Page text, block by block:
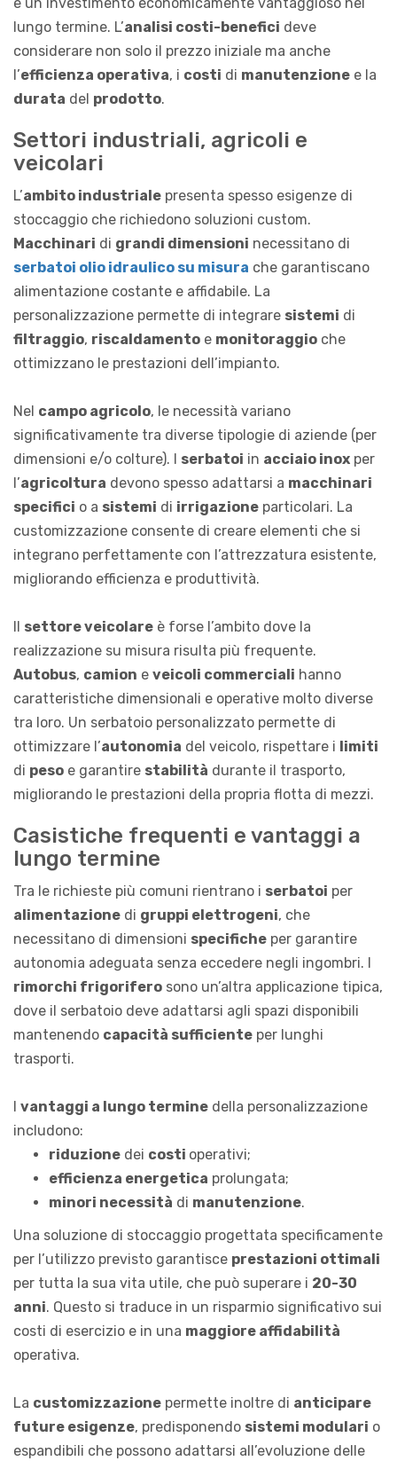
lungo termine. L’analisi costi-benefici deve
considerare non solo il prezzo iniziale ma anche
l’efficienza operativa, i costi di manutenzione e la
durata del prodotto.
Settori industriali, agricoli e
veicolari
L’ambito industriale presenta spesso esigenze di
stoccaggio che richiedono soluzioni custom.
Macchinari di grandi dimensioni necessitano di
serbatoi olio idraulico su misura che garantiscano
alimentazione costante e affidabile. La
personalizzazione permette di integrare sistemi di
filtraggio, riscaldamento e monitoraggio che
ottimizzano le prestazioni dell’impianto.
Nel campo agricolo, le necessità variano
significativamente tra diverse tipologie di aziende (per
dimensioni e/o colture). I serbatoi in acciaio inox per
l’agricoltura devono spesso adattarsi a macchinari
specifici o a sistemi di irrigazione particolari. La
customizzazione consente di creare elementi che si
integrano perfettamente con l’attrezzatura esistente,
migliorando efficienza e produttività.
Il settore veicolare è forse l’ambito dove la
realizzazione su misura risulta più frequente.
Autobus, camion e veicoli commerciali hanno
caratteristiche dimensionali e operative molto diverse
tra loro. Un serbatoio personalizzato permette di
ottimizzare l’autonomia del veicolo, rispettare i limiti
di peso e garantire stabilità durante il trasporto,
migliorando le prestazioni della propria flotta di mezzi.
Casistiche frequenti e vantaggi a
lungo termine
Tra le richieste più comuni rientrano i serbatoi per
alimentazione di gruppi elettrogeni, che
necessitano di dimensioni specifiche per garantire
autonomia adeguata senza eccedere negli ingombri. I
rimorchi frigorifero sono un’altra applicazione tipica,
dove il serbatoio deve adattarsi agli spazi disponibili
mantenendo capacità sufficiente per lunghi
trasporti.
I vantaggi a lungo termine della personalizzazione
includono:
riduzione dei costi operativi;
efficienza energetica prolungata;
minori necessità di manutenzione.
Una soluzione di stoccaggio progettata specificamente
per l’utilizzo previsto garantisce prestazioni ottimali
per tutta la sua vita utile, che può superare i 20-30
anni. Questo si traduce in un risparmio significativo sui
costi di esercizio e in una maggiore affidabilità
operativa.
La customizzazione permette inoltre di anticipare
future esigenze, predisponendo sistemi modulari o
espandibili che possono adattarsi all’evoluzione delle